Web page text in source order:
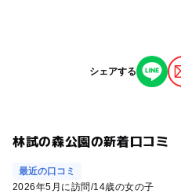
シェアする
林試の森公園の新着口コミ
最近の口コミ
2026年5月に訪問/14歳の女の子